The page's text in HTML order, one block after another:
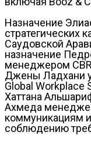
Назначение
стратегических
Саудовской
назначение
менеджером
Джены Ладхани
Global Workplace
Хаттана
Ахмеда
коммуникациям
соблюдению